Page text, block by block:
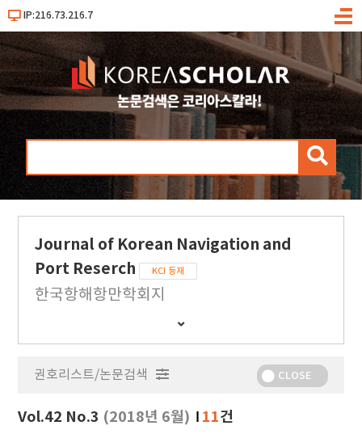
IP:216.73.216.7
메
검
Journal of Korean Navigation and
Port Reserch
KCI 등재
한국항해항만학회지
간
행
보
기
권호리스트/논문검색 CLOSE
Vol.42 No.3 (2018년 6월) 11건